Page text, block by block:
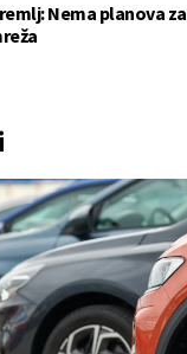
Nema planova